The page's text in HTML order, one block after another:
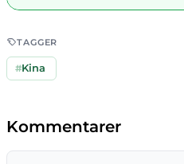
TAGGER
#Kina
Kommentarer